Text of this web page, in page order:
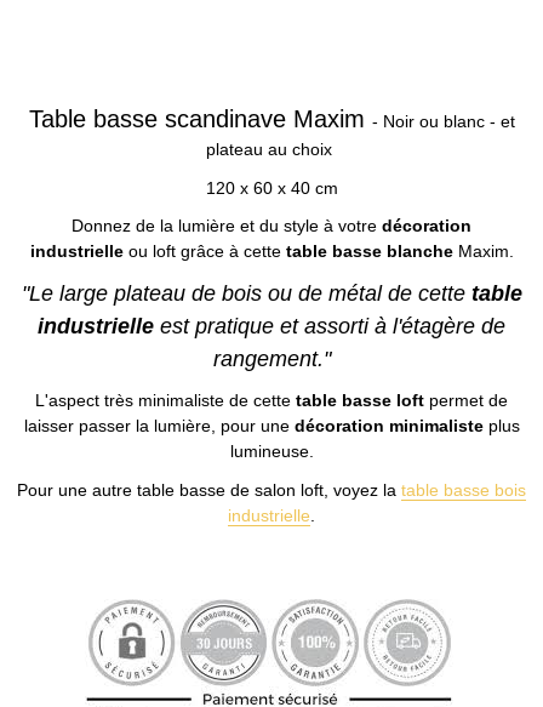
Table basse scandinave Maxim - Noir ou blanc - et
plateau au choix
120 x 60 x 40 cm
Donnez de la lumière et du style à votre décoration
industrielle ou loft grâce à cette table basse blanche Maxim.
"Le large plateau de bois ou de métal de cette table
industrielle est pratique et assorti à l'étagère de
rangement."
L'aspect très minimaliste de cette table basse loft permet de
laisser passer la lumière, pour une décoration minimaliste plus
lumineuse.
Pour une autre table basse de salon loft, voyez la table basse bois
industrielle